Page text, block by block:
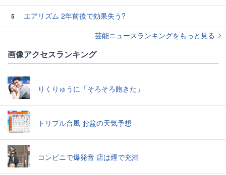
5
エアリズム 2年前後で効果失う?
芸能ニュースランキングをもっと見る
画像アクセスランキング
りくりゅうに「そろそろ飽きた」
トリプル台風 お盆の天気予想
コンビニで爆発音 店は煙で充満